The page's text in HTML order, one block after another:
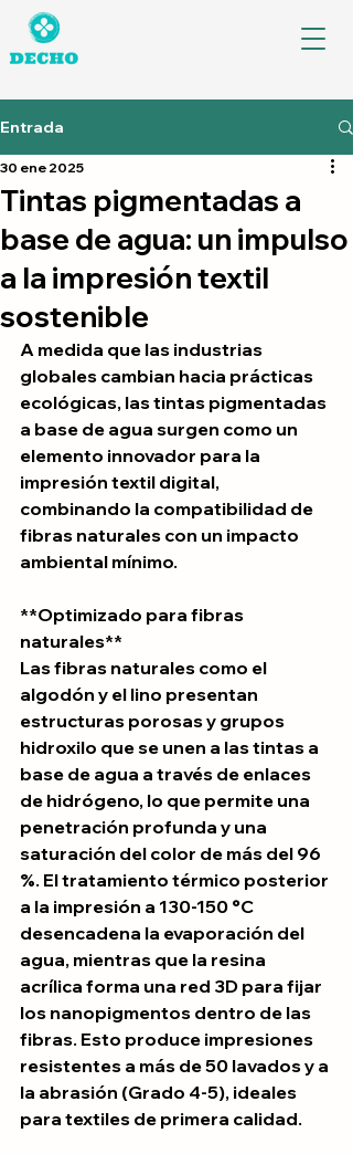
Entrada
Tintas pigmentadas a
base de agua: un impulso
a la impresión textil
sostenible
30 ene 2025
A medida que las industrias
globales cambian hacia prácticas
ecológicas, las tintas pigmentadas
a base de agua surgen como un
elemento innovador para la
impresión textil digital,
combinando la compatibilidad de
fibras naturales con un impacto
ambiental mínimo.
**Optimizado para fibras
naturales**
Las fibras naturales como el
algodón y el lino presentan
estructuras porosas y grupos
hidroxilo que se unen a las tintas a
base de agua a través de enlaces
de hidrógeno, lo que permite una
penetración profunda y una
saturación del color de más del 96
%. El tratamiento térmico posterior
a la impresión a 130-150 °C
desencadena la evaporación del
agua, mientras que la resina
acrílica forma una red 3D para fijar
los nanopigmentos dentro de las
fibras. Esto produce impresiones
resistentes a más de 50 lavados y a
la abrasión (Grado 4-5), ideales
para textiles de primera calidad.